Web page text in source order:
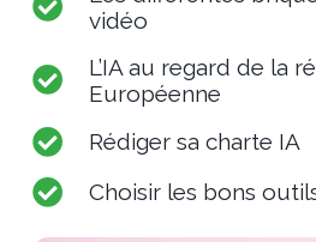
vidéo
L’IA au regard de la
Européenne
Rédiger sa charte IA
Choisir les bons